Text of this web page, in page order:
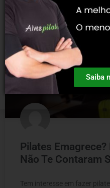
Pilates Emagrece?
Não Te Contaram
Tem interesse em fazer
Saiba